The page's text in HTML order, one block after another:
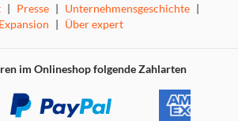
für:
Series 1–3
SE (1st - 3rd generation)
Series 10 -11
| Presse | Unternehmensgeschichte |
Expansion | Über expert
im Onlineshop folgende Zahlarten